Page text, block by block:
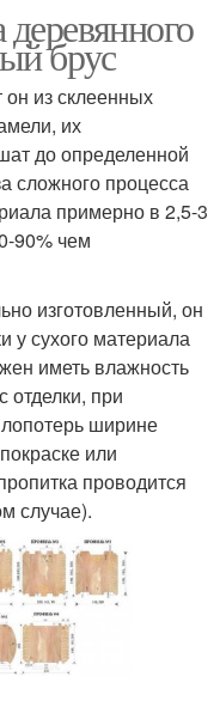
брус
он из склеенных
их
до определенной
сложного процесса
примерно в 2,5-3
90% чем
изготовленный, он
у сухого материала
иметь влажность
при
ширине
или
проводится
случае).